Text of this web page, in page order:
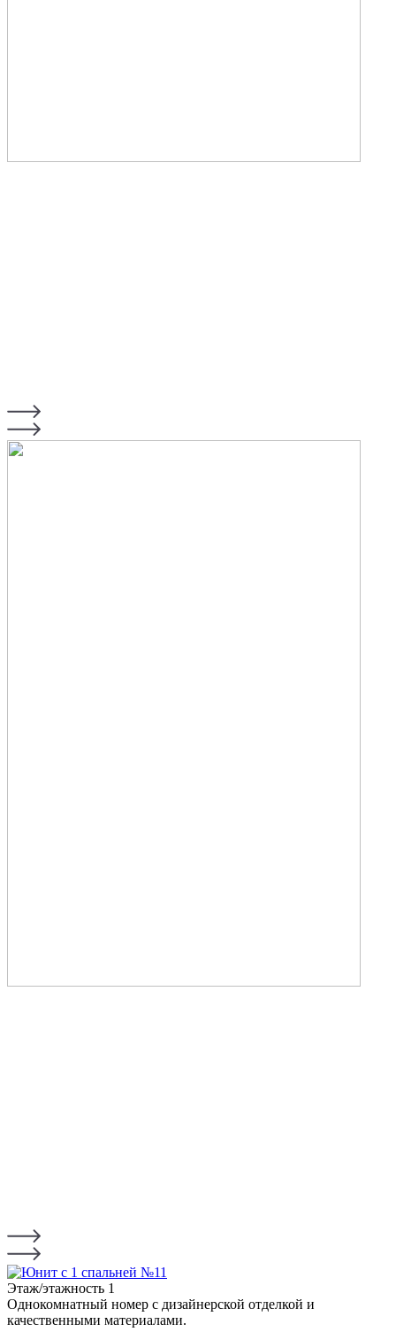
Этаж/этажность 1
Однокомнатный номер с дизайнерской отделкой и
качественными материалами.